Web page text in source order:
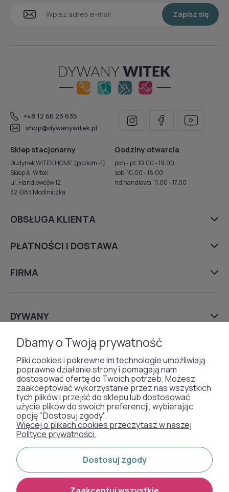
Zapisz się
+48 12 66 23 635
shop@dywanywitek.pl
Sklep stacjonarny
Budynek WITEK HOME (poziom -1)
Sklep A. Witek
ul. Handlowców 12
32-085 Modlniczka
Godziny otwarcia
pon - pt: 10.00 - 19.00
sob: 10.00 - 18.00
nd handlowa: 11.00 - 17.00
OBSŁUGA KLIENTA
PŁATNOŚCI I DOSTAWA
FIRMA
DYWANY
TAPETY
SZTUCZNA TRAWA
WYKŁADZINY DYWANOWE
Otrzymaliśmy
odznakę od naszych
klientów:
Dbamy o Twoją prywatność
Pliki cookies i pokrewne im technologie umożliwiają
poprawne działanie strony i pomagają nam
dostosować ofertę do Twoich potrzeb. Możesz
zaakceptować wykorzystanie przez nas wszystkich
tych plików i przejść do sklepu lub dostosować
użycie plików do swoich preferencji, wybierając
opcję "Dostosuj zgody".
Więcej o plikach cookies przeczytasz w naszej
Polityce prywatności.
Dostosuj zgody